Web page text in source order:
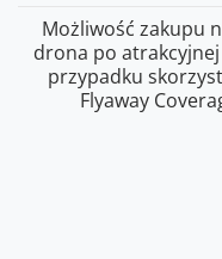
Możliwość zakupu
drona po
przypadku
Flyaway